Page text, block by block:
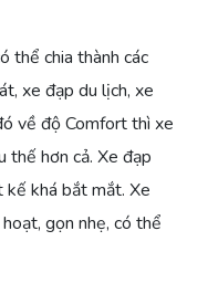
thể chia thành các
xe đạp du lịch, xe
về độ Comfort thì xe
thế hơn cả. Xe đạp
khá bắt mắt. Xe
gọn nhẹ, có thể